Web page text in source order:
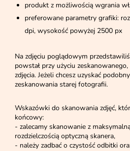
produkt z możliwością wgrania
preferowane parametry grafiki:
dpi, wysokość powyżej 2500 px
Na zdjęciu poglądowym
powstał przy użyciu
zdjęcia. Jeżeli chcesz uzyskać
zeskanowania starej fotografii.
Wskazówki do skanowania zdjęć,
końcowy:
- zalecamy skanowanie z
rozdzielczością optyczną skanera,
- należy zadbać o czystość odbitki